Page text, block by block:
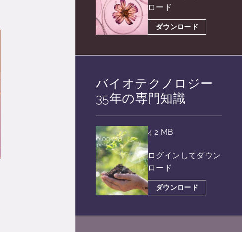
ロード
ダウンロード
バイオテクノロジー
35年の専門知識
4.2 MB
ログインしてダウン
ロード
ダウンロード